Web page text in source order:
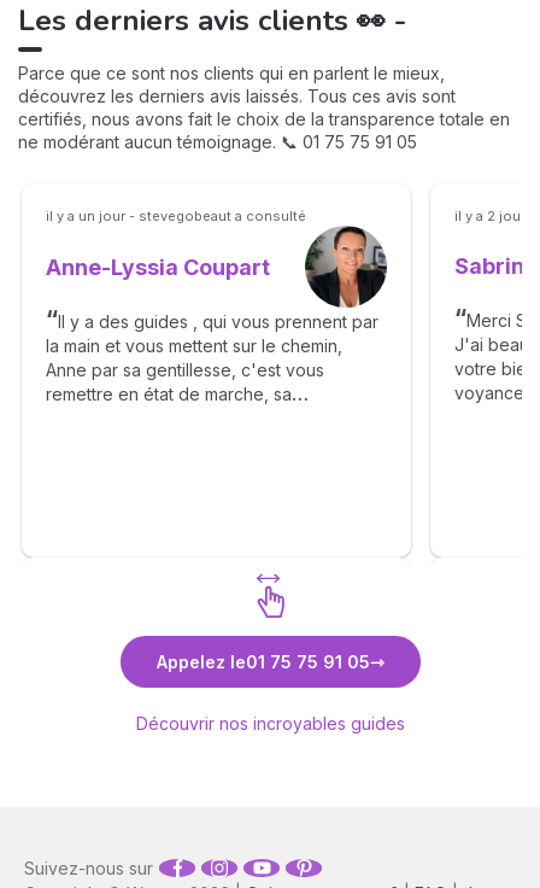
Les derniers avis clients 👀 -
Parce que ce sont nos clients qui en parlent le mieux,
découvrez les derniers avis laissés. Tous ces avis sont
certifiés, nous avons fait le choix de la transparence totale en
ne modérant aucun témoignage. 📞 01 75 75 91 05
il y a un jour - stevegobeaut a consulté
Anne-Lyssia Coupart
Il y a des guides , qui vous prennent par
la main et vous mettent sur le chemin,
Anne par sa gentillesse, c'est vous
remettre en état de marche, sa
Découvrez Anne-Lyssia Coupart
il y a 2 jours
Merci
J'ai
votre
voyance.
Appelez le01 75 75 91 05
Découvrir nos incroyables guides
Suivez-nous sur